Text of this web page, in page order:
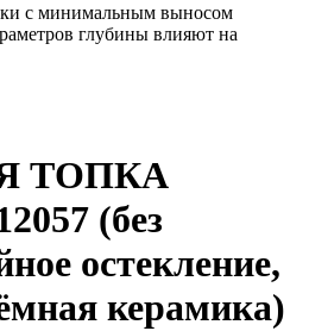
с минимальным выносом
глубины влияют на
ТОПКА
(без
остекление,
керамика)